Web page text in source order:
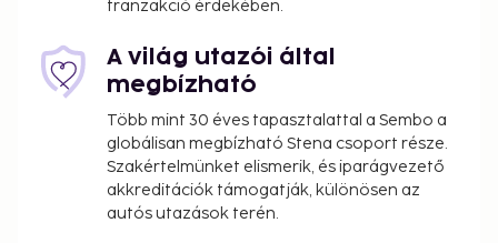
tranzakció érdekében.
A világ utazói által
megbízható
Több mint 30 éves tapasztalattal a Sembo a
globálisan megbízható Stena csoport része.
Szakértelmünket elismerik, és iparágvezető
akkreditációk támogatják, különösen az
autós utazások terén.